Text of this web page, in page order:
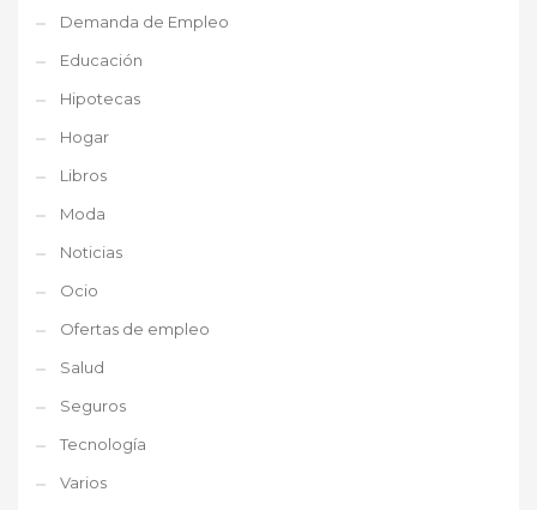
Demanda de Empleo
Educación
Hipotecas
Hogar
Libros
Moda
Noticias
Ocio
Ofertas de empleo
Salud
Seguros
Tecnología
Varios